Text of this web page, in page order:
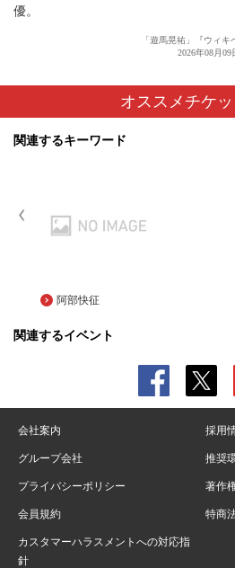
優。
「遊馬晃祐」『ウィキ
2026年08月
オススメチケ
関連するキーワード
阿部快征
関連するイベント
会社案内 採用
グループ会社 推奨
プライバシーポリシー 著作
会員規約 特商
カスタマーハラスメントへの対応指
針